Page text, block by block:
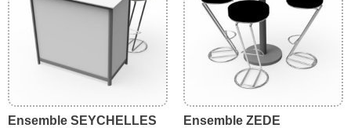
Ensemble SEYCHELLES
Ensemble ZEDE